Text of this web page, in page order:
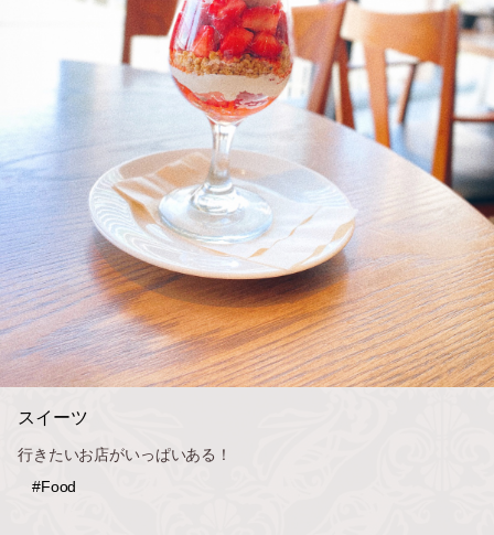
スイーツ
行きたいお店がいっぱいある！
#Food